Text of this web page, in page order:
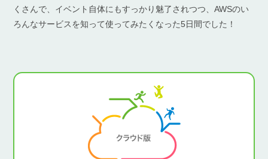
くさんで、イベント自体にもすっかり魅了されつつ、AWSのい
ろんなサービスを知って使ってみたくなった5日間でした！